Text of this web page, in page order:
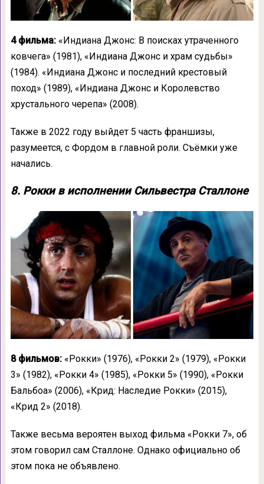
4 фильма:«Индиана Джонс: В поисках утраченного
ковчега» (1981), «Индиана Джонс и храм судьбы»
(1984). «Индиана Джонс и последний крестовый
поход» (1989), «Индиана Джонс и Королевство
хрустального черепа» (2008).
Также в 2022 году выйдет 5 часть франшизы,
разумеется, с Фордом в главной роли. Съёмки уже
начались.
8. Рокки в исполнении Сильвестра Сталлоне
8 фильмов:«Рокки» (1976), «Рокки 2» (1979), «Рокки
3» (1982), «Рокки 4» (1985), «Рокки 5» (1990), «Рокки
Бальбоа» (2006), «Крид: Наследие Рокки» (2015),
«Крид 2» (2018).
Также весьма вероятен выход фильма «Рокки 7», об
этом говорил сам Сталлоне. Однако официально об
этом пока не объявлено.